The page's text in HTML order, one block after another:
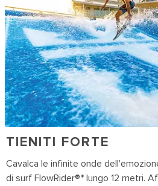
TIENITI FORTE
Cavalca le infinite onde
di surf FlowRider®* lungo 12 metri.